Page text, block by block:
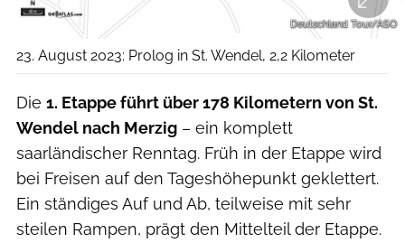
Deutschland Tour/ASO
23. August 2023: Prolog in St. Wendel, 2,2 Kilometer
Die 1. Etappe führt über 178 Kilometern von St.
Wendel nach Merzig – ein komplett
saarländischer Renntag. Früh in der Etappe wird
bei Freisen auf den Tageshöhepunkt geklettert.
Ein ständiges Auf und Ab, teilweise mit sehr
steilen Rampen, prägt den Mittelteil der Etappe.